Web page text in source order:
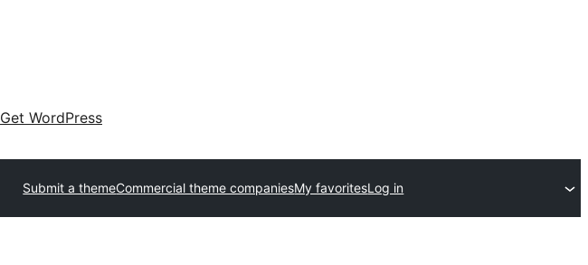
Get WordPress
Submit a themeCommercial theme companiesMy favoritesLog in